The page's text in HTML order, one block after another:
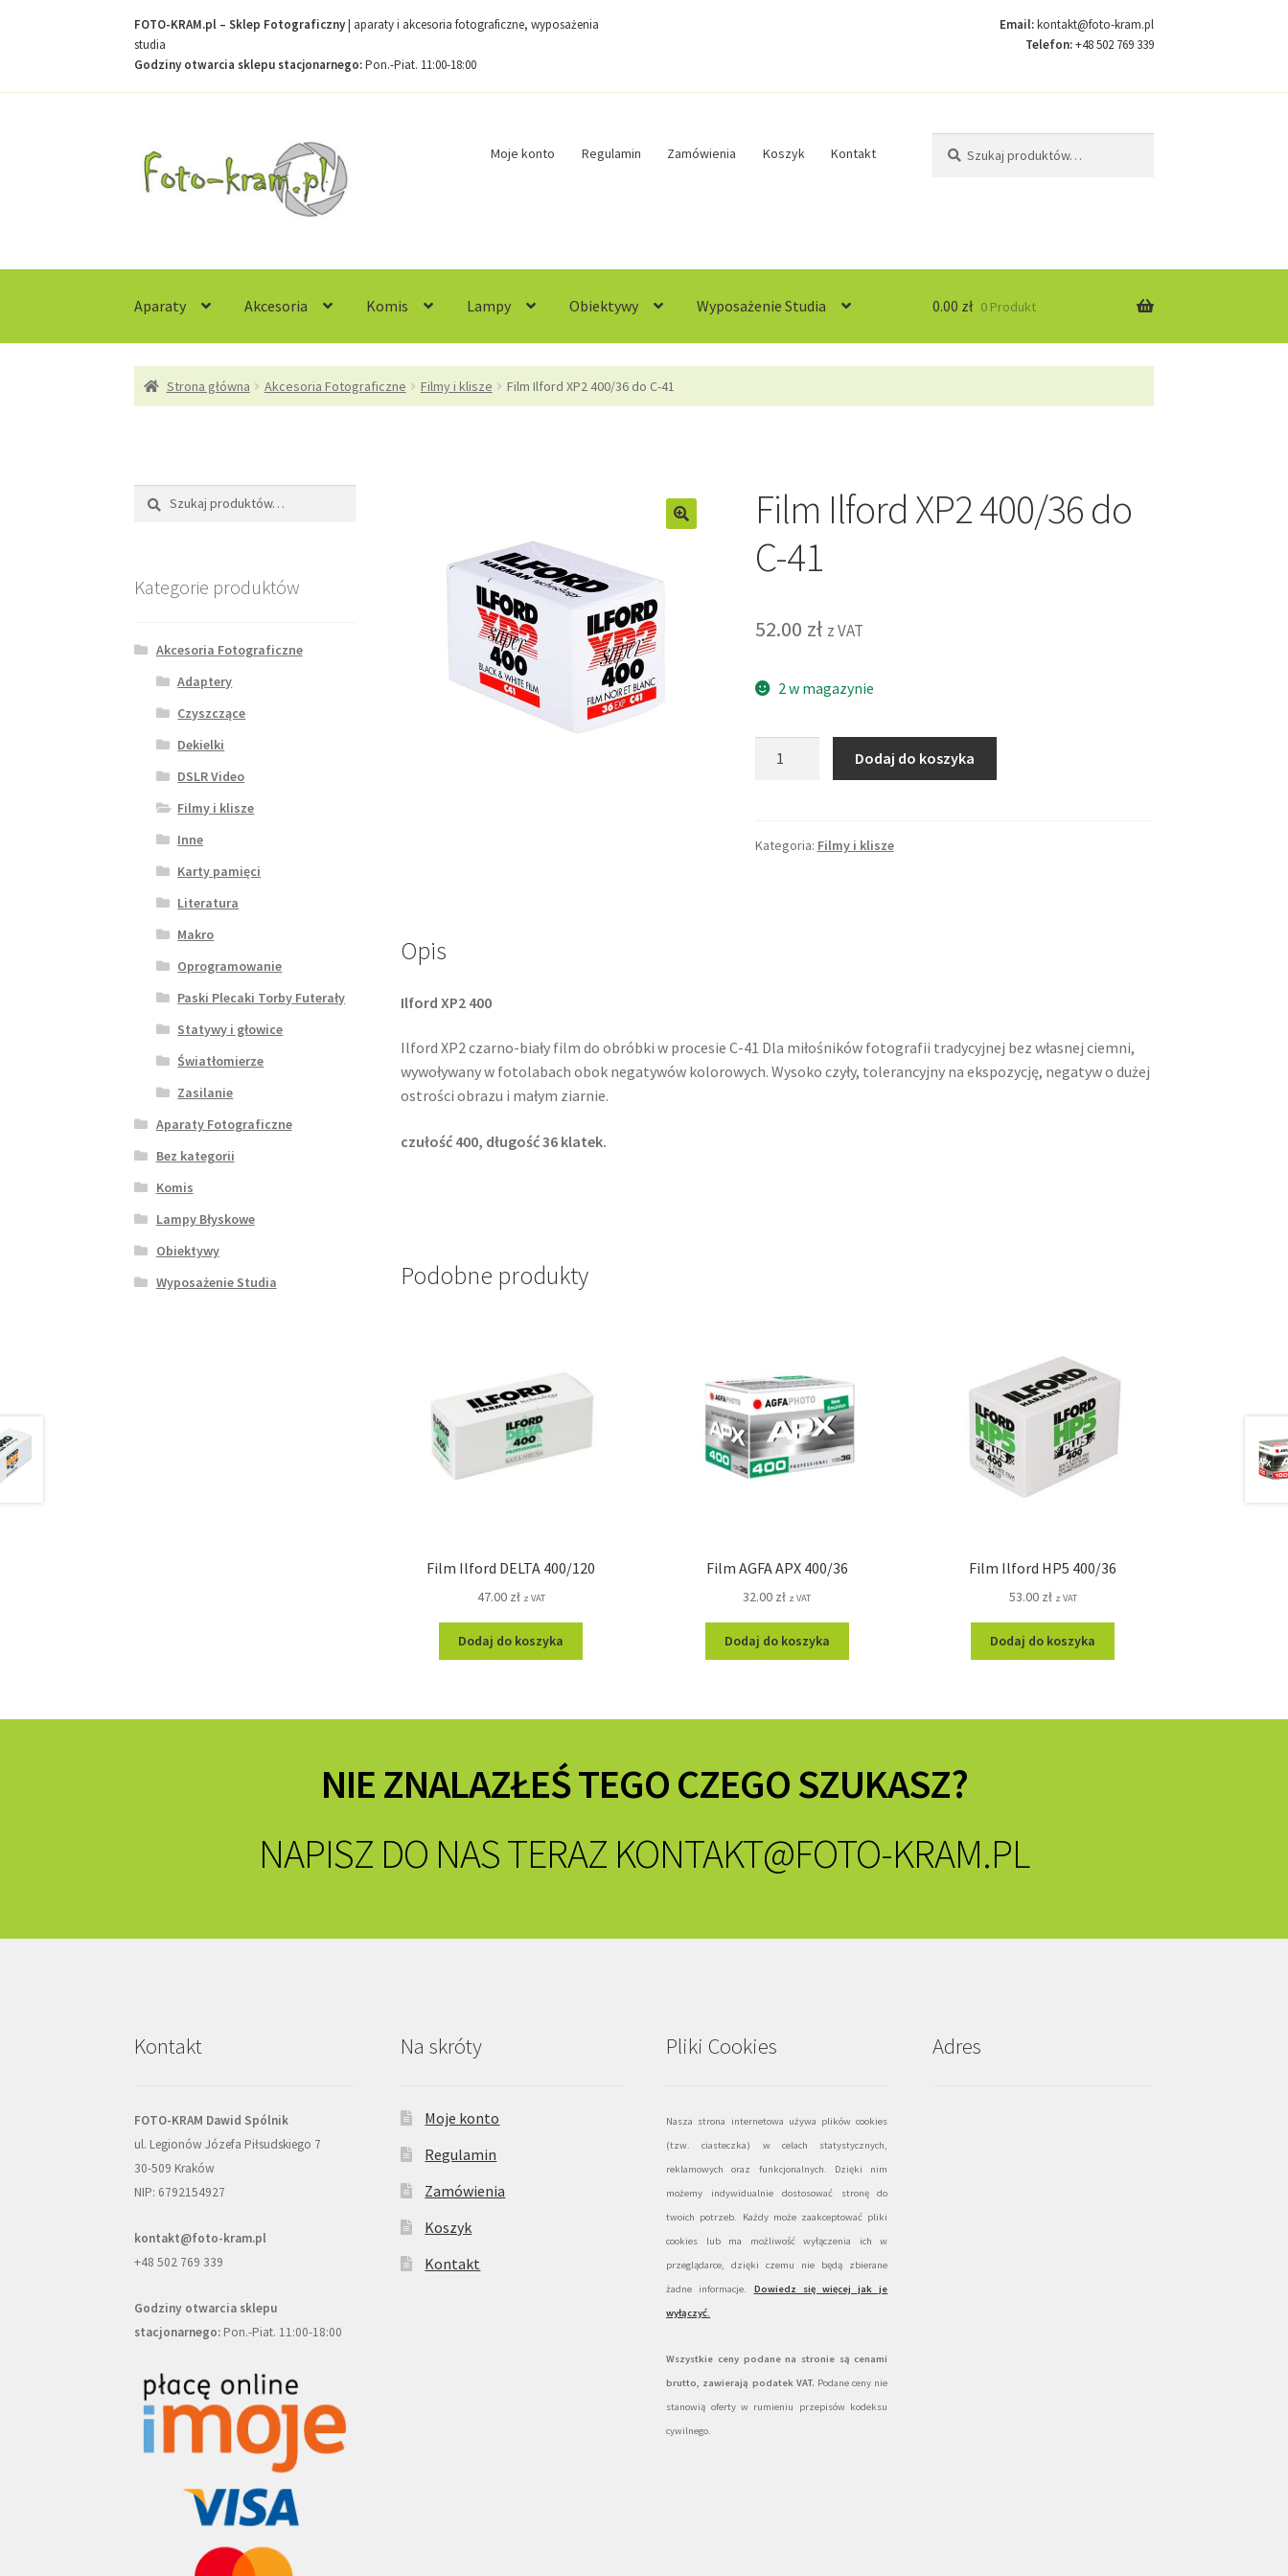
FOTO-KRAM.pl – Sklep Fotograficzny| aparaty i akcesoria fotograficzne, wyposażenia
studia
Godziny otwarcia sklepu stacjonarnego:Pon.-Piat. 11:00-18:00
Email:kontakt@foto-kram.pl
Telefon:+48 502 769 339
do
nawigacji
do
treści
Moje konto Regulamin Zamówienia Koszyk Kontakt
Aparaty Akcesoria Komis Lampy Obiektywy Wyposażenie Studia
Strona głównaKontaktKoszykMoje kontoRegulaminSample PageSklepZamówienia
0.00 zł 0 Produkt
Strona główna Akcesoria Fotograficzne Filmy i klisze Film Ilford XP2 400/36 do C-41
Film Ilford XP2 400/36 do
C-41
52.00 zł z VAT
2 w magazynie
400/36
Dodaj do koszyka
Kategoria: Filmy i klisze
Opis
Ilford XP2 400
Ilford XP2 czarno-biały film do obróbki w procesie C-41 Dla miłośników fotografii tradycyjnej bez własnej ciemni,
wywoływany w fotolabach obok negatywów kolorowych. Wysoko czyły, tolerancyjny na ekspozycję, negatyw o dużej
ostrości obrazu i małym ziarnie.
czułość 400, długość 36 klatek.
Podobne produkty
Film Ilford DELTA 400/120
47.00 zł z VAT
Dodaj do koszyka
Film AGFA APX 400/36
32.00 zł z VAT
Dodaj do koszyka
Film Ilford HP5 400/36
53.00 zł z VAT
Dodaj do koszyka
Szukaj:
Szukaj
Kategorie produktów
Akcesoria Fotograficzne
Adaptery
Czyszczące
Dekielki
DSLR Video
Filmy i klisze
Inne
Karty pamięci
Literatura
Makro
Oprogramowanie
Paski Plecaki Torby Futerały
Statywy i głowice
Światłomierze
Zasilanie
Aparaty Fotograficzne
Bez kategorii
Komis
Lampy Błyskowe
Obiektywy
Wyposażenie Studia
NIE ZNALAZŁEŚ TEGO CZEGO SZUKASZ?
NAPISZ DO NAS TERAZ KONTAKT@FOTO-KRAM.PL
Kontakt
FOTO-KRAM Dawid Spólnik
ul. Legionów Józefa Piłsudskiego 7
30-509 Kraków
NIP: 6792154927
kontakt@foto-kram.pl
+48 502 769 339
Godziny otwarcia sklepu
stacjonarnego: Pon.-Piat. 11:00-18:00
Na skróty
Moje konto
Regulamin
Zamówienia
Koszyk
Kontakt
Pliki Cookies
Nasza strona internetowa używa plików cookies
(tzw. ciasteczka) w celach statystycznych,
reklamowych oraz funkcjonalnych. Dzięki nim
możemy indywidualnie dostosować stronę do
twoich potrzeb. Każdy może zaakceptować pliki
cookies lub ma możliwość wyłączenia ich w
przeglądarce, dzięki czemu nie będą zbierane
żadne informacje. Dowiedz się więcej jak je
wyłączyć.
Wszystkie ceny podane na stronie są cenami
brutto, zawierają podatek VAT. Podane ceny nie
stanowią oferty w rumieniu przepisów kodeksu
cywilnego.
Adres